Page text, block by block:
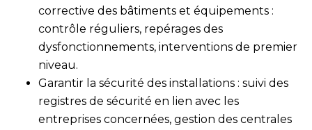
corrective des bâtiments et équipements :
contrôle réguliers, repérages des
dysfonctionnements, interventions de premier
niveau.
Garantir la sécurité des installations : suivi des
registres de sécurité en lien avec les
entreprises concernées, gestion des centrales